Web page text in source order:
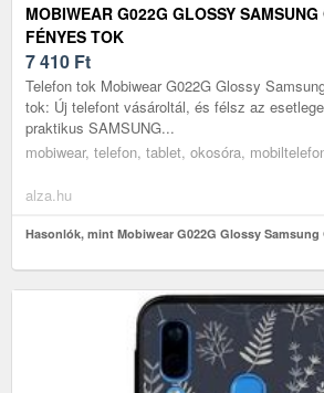
MOBIWEAR G022G GLOSSY
FÉNYES TOK
7 410 Ft
Telefon tok Mobiwear G022G Glossy
tok: Új telefont vásároltál, és félsz az
praktikus SAMSUNG...
mobiwear, telefon, tablet, okosóra,
alza.hu
Hasonlók, mint Mobiwear G022G Glossy